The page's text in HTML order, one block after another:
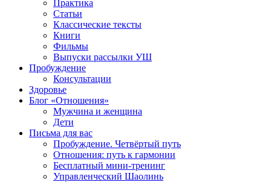
Практика
Статьи
Классические тексты
Книги
Фильмы
Выпуски рассылки УШ
Пробуждение
Консультации
Здоровье
Блог «Отношения»
Мужчина и женщина
Дети
Письма для вас
Пробуждение. Четвёртый путь
Отношения: путь к гармонии
Бесплатный мини-тренинг
Управленческий Шаолинь